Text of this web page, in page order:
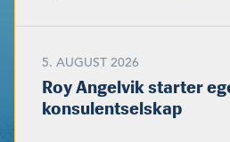
5. AUGUST 2026
Roy Angelvik starter
konsulentselskap